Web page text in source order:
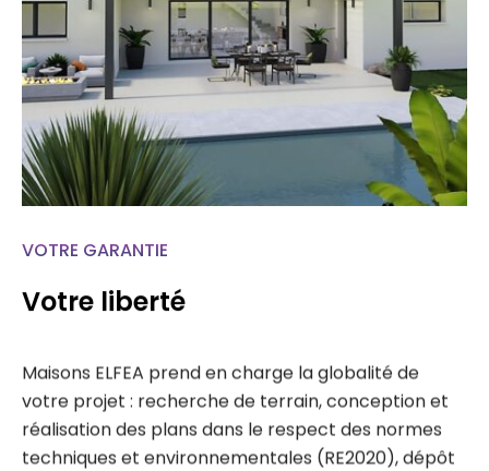
VOTRE GARANTIE
Votre liberté
votre projet : recherche de terrain, conception et
réalisation des plans dans le respect des normes
techniques et environnementales (RE2020), dépôt
et obtention du permis de construire,